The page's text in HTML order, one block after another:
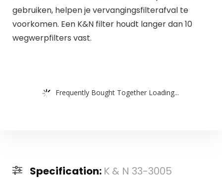
gebruiken, helpen je vervangingsfilterafval te
voorkomen. Een K&N filter houdt langer dan 10
wegwerpfilters vast.
Frequently Bought Together Loading...
Specification: K & N 33-3005